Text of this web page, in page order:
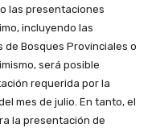
las presentaciones
incluyendo las
Bosques Provinciales o
será posible
requerida por la
mes de julio. En tanto, el
la presentación de